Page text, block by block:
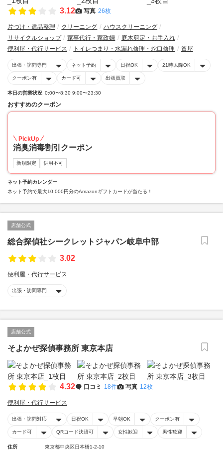
3.12 写真 26枚
片づけ・遺品整理 クリーニング
ハウスクリーニング
リサイクルショップ
家事代行・家政婦
庭木剪定・お手入れ
便利屋・代行サービス
トイレつまり・水漏れ修理・蛇口修理 質屋
出張・訪問専門 ネット予約 日祝OK 21時以降OK
クーポン有 カード可 出張買取
本日の営業状況 0:00〜8:30 9:00〜23:30
おすすめのクーポン
PickUp
消臭消毒割引クーポン
新規限定 併用不可
ネット予約カレンダー
ネット予約で最大10,000円分のAmazonギフトカードが当たる！
店舗公式
総合探偵社シークレットジャパン岐阜中部
3.02
便利屋・代行サービス
出張・訪問専門
店舗公式
そよかぜ探偵事務所 東京本店
4.32 口コミ 18件 写真 12枚
便利屋・代行サービス
出張・訪問対応 日祝OK 早朝OK クーポン有
カード可 QRコード決済可 女性歓迎 男性歓迎
住所
東京都中央区日本橋1-2-10